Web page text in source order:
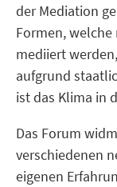
der Mediation
Formen, welche
mediiert
aufgrund
ist das Klima in
Das Forum
verschiedenen
eigenen